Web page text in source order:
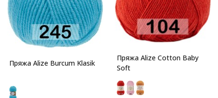
Пряжа Alize Burcum Klasik
Пряжа Alize Cotton Baby
Soft